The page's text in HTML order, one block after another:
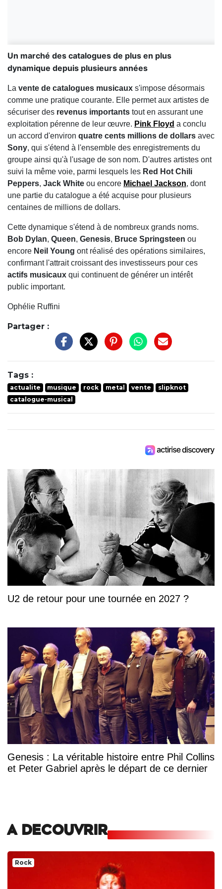
Un marché des catalogues de plus en plus
dynamique depuis plusieurs années
La vente de catalogues musicaux s'impose désormais
comme une pratique courante. Elle permet aux artistes de
sécuriser des revenus importants tout en assurant une
exploitation pérenne de leur œuvre. Pink Floyd a conclu
un accord d'environ quatre cents millions de dollars avec
Sony, qui s'étend à l'ensemble des enregistrements du
groupe ainsi qu'à l'usage de son nom. D'autres artistes ont
suivi la même voie, parmi lesquels les Red Hot Chili
Peppers, Jack White ou encore Michael Jackson, dont
une partie du catalogue a été acquise pour plusieurs
centaines de millions de dollars.
Cette dynamique s'étend à de nombreux grands noms.
Bob Dylan, Queen, Genesis, Bruce Springsteen ou
encore Neil Young ont réalisé des opérations similaires,
confirmant l'attrait croissant des investisseurs pour ces
actifs musicaux qui continuent de générer un intérêt
public important.
Ophélie Ruffini
Partager :
Tags :
actualite musique rock metal vente
slipknot
catalogue-musical
U2 de retour pour une tournée en 2027 ?
Genesis : La véritable histoire entre Phil Collins
et Peter Gabriel après le départ de ce dernier
A DECOUVRIR
Rock